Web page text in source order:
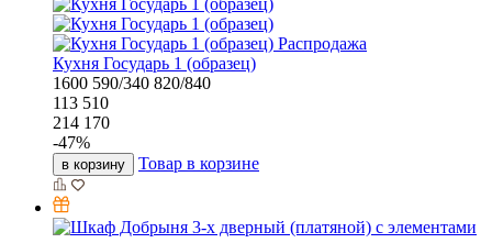
Распродажа
Кухня Государь 1 (образец)
1600 590/340 820/840
113 510
214 170
-47%
в корзину Товар в корзине